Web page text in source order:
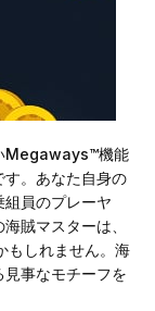
Megaways™機能
す。あなた自身の
員のプレーヤ
賊マスターは、
もしれません。海
事なモチーフを